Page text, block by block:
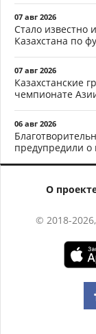
07 авг 2026
Стало известно
Казахстана по
07 авг 2026
Казахстанские
чемпионате
06 авг 2026
предупредили о
О
© 2018-